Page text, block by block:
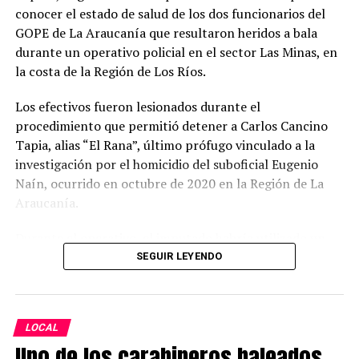
proyectil en su abdomen, pero está en un estado de
menor gravedad que el primero”, señaló el fiscal Bustos.
El imputado también resultó herido durante el
siendo trasladado hasta el Hospital Base de Valdivia
fuera de riesgo vital.
Investigación por homicidio de Eugenio
Naín
homicidio del suboficial mayor Eugenio Naín se inició en
2020 y ya cuenta con una persona condenada a 32 años
de cárcel, además de otro imputado formalizado cuyo
Carlos Cancino Tapia permanecía prófugo desde marzo
conocer el estado de salud de los dos funcionarios del
GOPE de La Araucanía que resultaron heridos a bala
durante un operativo policial en el sector Las Minas, en
la costa de la Región de Los Ríos.
Los efectivos fueron lesionados durante el
procedimiento que permitió detener a Carlos Cancino
Tapia, alias “El Rana”, último prófugo vinculado a la
investigación por el homicidio del suboficial Eugenio
Naín, ocurrido en octubre de 2020 en la Región de La
Araucanía.
revólver para disparar contra los funcionarios policiales,
hiriendo al cabo primero Marco Cosme Barquero, quien
recibió un impacto balístico en el rostro, y al suboficial
Roberto Canio Quilaleo, quien resultó con una herida de
bala en el abdomen.
SEGUIR LEYENDO
LOCAL